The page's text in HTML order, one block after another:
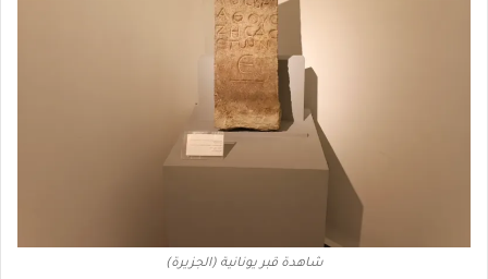
شاهدة قبر يونانية (الجزيرة)